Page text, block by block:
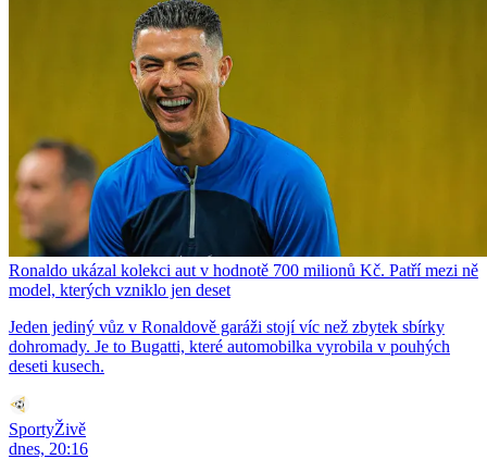
Ronaldo ukázal kolekci aut v hodnotě 700 milionů Kč. Patří mezi ně
model, kterých vzniklo jen deset
Jeden jediný vůz v Ronaldově garáži stojí víc než zbytek sbírky
dohromady. Je to Bugatti, které automobilka vyrobila v pouhých
deseti kusech.
SportyŽivě
dnes, 20:16